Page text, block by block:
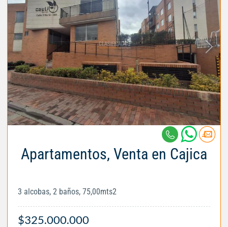
Apartamentos, Venta en Cajica
3 alcobas, 2 baños, 75,00mts2
$325.000.000